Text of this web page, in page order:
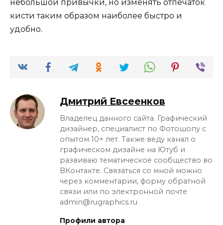
небольшой привычки, но изменять отпечаток
кисти таким образом наиболее быстро и
удобно.
Дмитрий Евсеенков
Владелец данного сайта. Графический
дизайнер, специалист по Фотошопу с
опытом 10+ лет. Также веду канал о
графическом дизайне на Ютуб и
развиваю тематическое сообщество во
ВКонтакте. Связаться со мной можно
через комментарии, форму обратной
связи или по электронной почте
admin@rugraphics.ru
Профили автора